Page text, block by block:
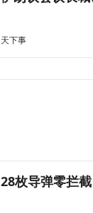
天下事
28枚导弹零拦